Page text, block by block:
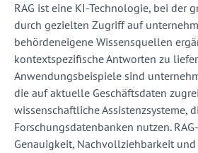
RAG ist eine KI-Technologie, bei der
durch gezielten Zugriff auf
behördeneigene Wissensquellen
kontextspezifische Antworten zu
Anwendungsbeispiele sind
die auf aktuelle Geschäftsdaten
wissenschaftliche Assistenzsysteme,
Forschungsdatenbanken nutzen.
Genauigkeit, Nachvollziehbarkeit